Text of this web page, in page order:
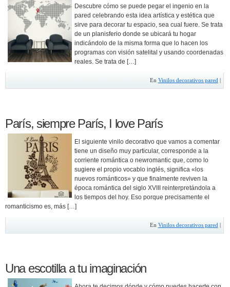
Descubre cómo se puede pegar el ingenio en la
pared celebrando esta idea artística y estética que
sirve para decorar tu espacio, sea cual fuere. Se trata
de un planisferio donde se ubicará tu hogar
indicándolo de la misma forma que lo hacen los
programas con visión satelital y usando coordenadas
reales. Se trata de […]
En Vinilos decorativos pared
París, siempre París, I love París
El siguiente vinilo decorativo que vamos a comentar
tiene un diseño muy particular, corresponde a la
corriente romántica o newromantic que, como lo
sugiere el propio vocablo inglés, significa «los
nuevos románticos» y que finalmente reviven la
época romántica del siglo XVIII reinterpretándola a
los tiempos del hoy. Eso porque precisamente el
romanticismo es, más […]
En Vinilos decorativos pared
Una escotilla a tu imaginación